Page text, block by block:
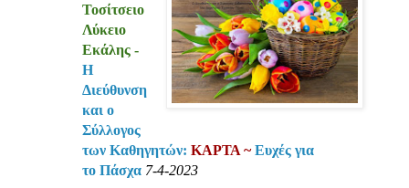
Τοσίτσειο
Λύκειο
Εκάλης -
Η
Διεύθυνση
και ο
Σύλλογος
των Καθηγητών: ΚΑΡΤΑ ~Ευχές για
το Πάσχα 7-4-2023